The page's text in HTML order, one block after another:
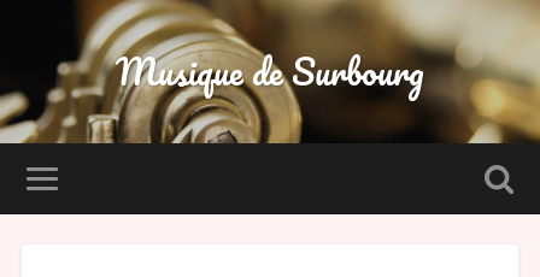
Musique de Surbourg